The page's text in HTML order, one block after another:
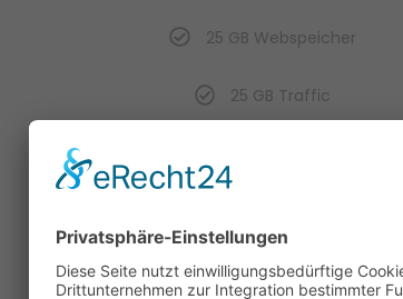
25 GB Webspeicher
25 GB Traffic
Hier klicken